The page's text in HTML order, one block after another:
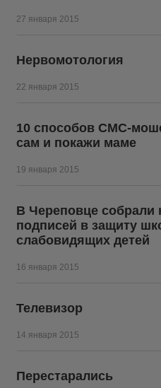
27 января 2015
Нервомотология
22 января 2015
10 способов СМС-
сам и покажи маме
19 января 2015
В Череповце собрали
подписей в защиту
слабовидящих детей
16 января 2015
Телевизор
14 января 2015
Перестарались